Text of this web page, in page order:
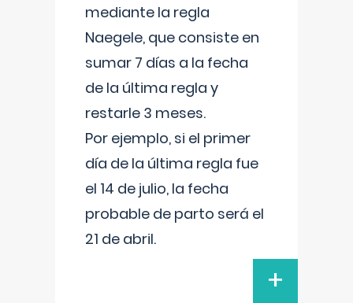
mediante la regla
Naegele, que consiste en
sumar 7 días a la fecha
de la última regla y
restarle 3 meses.
Por ejemplo, si el primer
día de la última regla fue
el 14 de julio, la fecha
probable de parto será el
21 de abril.
+